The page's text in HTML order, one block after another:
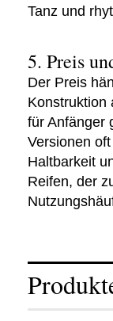
Tanz und
5. Preis
Der Preis
Konstruktion
für Anfänger
Versionen
Haltbarkeit
Reifen, der